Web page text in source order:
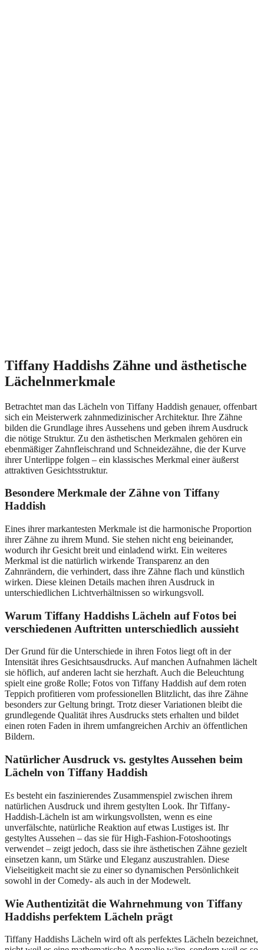
Tiffany Haddishs Zähne und ästhetische
Lächelnmerkmale
Betrachtet man das Lächeln von Tiffany Haddish genauer, offenbart
sich ein Meisterwerk zahnmedizinischer Architektur. Ihre Zähne
bilden die Grundlage ihres Aussehens und geben ihrem Ausdruck
die nötige Struktur. Zu den ästhetischen Merkmalen gehören ein
ebenmäßiger Zahnfleischrand und Schneidezähne, die der Kurve
ihrer Unterlippe folgen – ein klassisches Merkmal einer äußerst
attraktiven Gesichtsstruktur.
Besondere Merkmale der Zähne von Tiffany
Haddish
Eines ihrer markantesten Merkmale ist die harmonische Proportion
ihrer Zähne zu ihrem Mund. Sie stehen nicht eng beieinander,
wodurch ihr Gesicht breit und einladend wirkt. Ein weiteres
Merkmal ist die natürlich wirkende Transparenz an den
Zahnrändern, die verhindert, dass ihre Zähne flach und künstlich
wirken. Diese kleinen Details machen ihren Ausdruck in
unterschiedlichen Lichtverhältnissen so wirkungsvoll.
Warum Tiffany Haddishs Lächeln auf Fotos bei
verschiedenen Auftritten unterschiedlich aussieht
Der Grund für die Unterschiede in ihren Fotos liegt oft in der
Intensität ihres Gesichtsausdrucks. Auf manchen Aufnahmen lächelt
sie höflich, auf anderen lacht sie herzhaft. Auch die Beleuchtung
spielt eine große Rolle; Fotos von Tiffany Haddish auf dem roten
Teppich profitieren vom professionellen Blitzlicht, das ihre Zähne
besonders zur Geltung bringt. Trotz dieser Variationen bleibt die
grundlegende Qualität ihres Ausdrucks stets erhalten und bildet
einen roten Faden in ihrem umfangreichen Archiv an öffentlichen
Bildern.
Natürlicher Ausdruck vs. gestyltes Aussehen beim
Lächeln von Tiffany Haddish
Es besteht ein faszinierendes Zusammenspiel zwischen ihrem
natürlichen Ausdruck und ihrem gestylten Look. Ihr Tiffany-
Haddish-Lächeln ist am wirkungsvollsten, wenn es eine
unverfälschte, natürliche Reaktion auf etwas Lustiges ist. Ihr
gestyltes Aussehen – das sie für High-Fashion-Fotoshootings
verwendet – zeigt jedoch, dass sie ihre ästhetischen Zähne gezielt
einsetzen kann, um Stärke und Eleganz auszustrahlen. Diese
Vielseitigkeit macht sie zu einer so dynamischen Persönlichkeit
sowohl in der Comedy- als auch in der Modewelt.
Wie Authentizität die Wahrnehmung von Tiffany
Haddishs perfektem Lächeln prägt
Tiffany Haddishs Lächeln wird oft als perfektes Lächeln bezeichnet,